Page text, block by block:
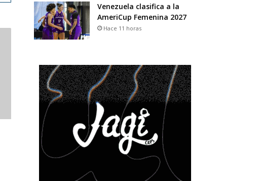
Venezuela clasifica a la
AmeriCup Femenina 2027
Hace 11 horas